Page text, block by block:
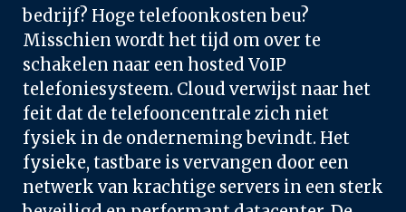
bedrijf? Hoge telefoonkosten beu?
Misschien wordt het tijd om over te
schakelen naar een hosted VoIP
telefoniesysteem. Cloud verwijst naar het
feit dat de telefooncentrale zich niet
fysiek in de onderneming bevindt. Het
fysieke, tastbare is vervangen door een
netwerk van krachtige servers in een sterk